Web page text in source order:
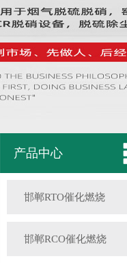
产品中心
邯郸RTO催化燃烧
邯郸RCO催化燃烧